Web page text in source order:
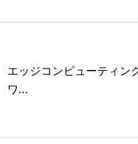
エッジコンピューティン
ワ...